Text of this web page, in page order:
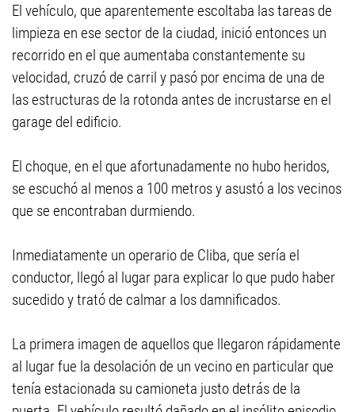
El vehículo, que aparentemente escoltaba las tareas de
limpieza en ese sector de la ciudad, inició entonces un
recorrido en el que aumentaba constantemente su
velocidad, cruzó de carril y pasó por encima de una de
las estructuras de la rotonda antes de incrustarse en el
garage del edificio.
El choque, en el que afortunadamente no hubo heridos,
se escuchó al menos a 100 metros y asustó a los vecinos
que se encontraban durmiendo.
Inmediatamente un operario de Cliba, que sería el
conductor, llegó al lugar para explicar lo que pudo haber
sucedido y trató de calmar a los damnificados.
La primera imagen de aquellos que llegaron rápidamente
al lugar fue la desolación de un vecino en particular que
tenía estacionada su camioneta justo detrás de la